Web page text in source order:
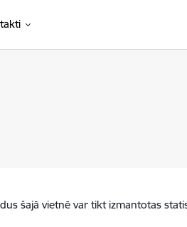
šajā vietnē var tikt izmantotas